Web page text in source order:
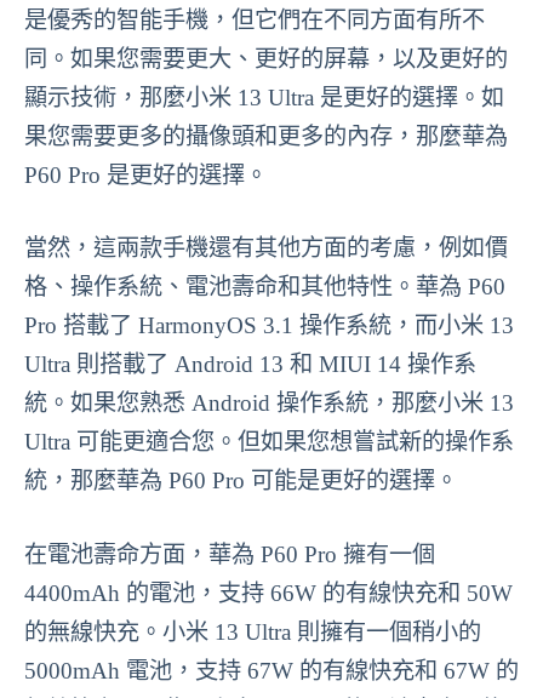
是優秀的智能手機，但它們在不同方面有所不
同。如果您需要更大、更好的屏幕，以及更好的
顯示技術，那麼小米 13 Ultra 是更好的選擇。如
果您需要更多的攝像頭和更多的內存，那麼華為
P60 Pro 是更好的選擇。
當然，這兩款手機還有其他方面的考慮，例如價
格、操作系統、電池壽命和其他特性。華為 P60
Pro 搭載了 HarmonyOS 3.1 操作系統，而小米 13
Ultra 則搭載了 Android 13 和 MIUI 14 操作系
統。如果您熟悉 Android 操作系統，那麼小米 13
Ultra 可能更適合您。但如果您想嘗試新的操作系
統，那麼華為 P60 Pro 可能是更好的選擇。
在電池壽命方面，華為 P60 Pro 擁有一個
4400mAh 的電池，支持 66W 的有線快充和 50W
的無線快充。小米 13 Ultra 則擁有一個稍小的
5000mAh 電池，支持 67W 的有線快充和 67W 的